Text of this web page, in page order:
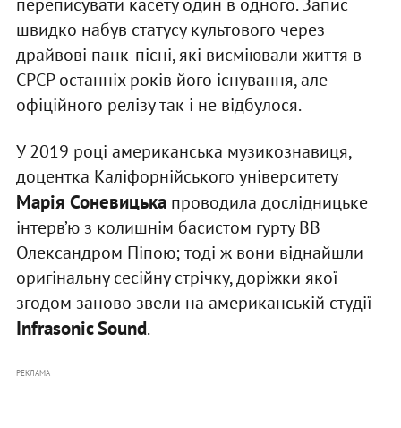
швидко набув статусу культового через
драйвові панк-пісні, які висміювали життя в
СРСР останніх років його існування, але
офіційного релізу так і не відбулося.
У 2019 році американська музикознавиця,
доцентка Каліфорнійського університету
Марія Соневицькапроводила дослідницьке
інтерв’ю з колишнім басистом гурту ВВ
Олександром Піпою; тоді ж вони віднайшли
оригінальну сесійну стрічку, доріжки якої
згодом заново звели на американській студії
Infrasonic Sound.
РЕКЛАМА